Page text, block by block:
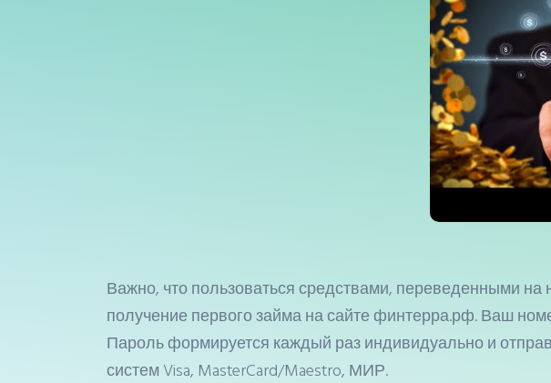
Важно, что пользоваться средствами, переведенными
получение первого займа на сайте финтерра.рф. Ваш
Пароль формируется каждый раз индивидуально и
систем Visa, MasterCard/Maestro, МИР.